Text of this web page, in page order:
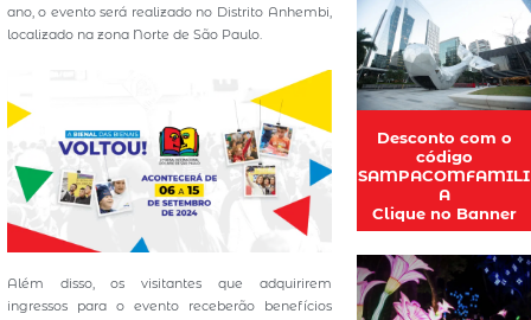
ano, o evento será realizado no Distrito Anhembi,
localizado na zona Norte de São Paulo.
Além disso, os visitantes que adquirirem
ingressos para o evento receberão benefícios
Desconto com o
código
SAMPACOMFAMILI
A
Clique no Banner